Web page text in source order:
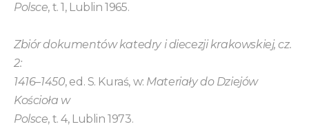
Polsce, t. 1, Lublin 1965.
Zbiór dokumentów katedry i diecezji krakowskiej, cz.
2:
1416–1450, ed. S. Kuraś, w: Materiały do Dziejów
Kościoła w
Polsce, t. 4, Lublin 1973.